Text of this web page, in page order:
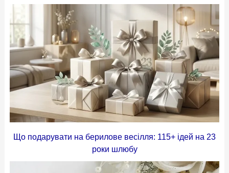
Що подарувати на берилове весілля: 115+ ідей на 23
роки шлюбу